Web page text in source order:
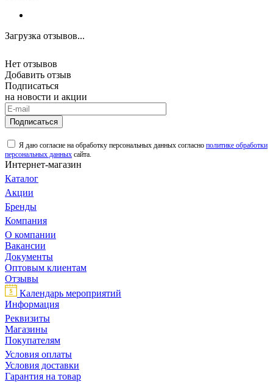
Загрузка отзывов...
Нет отзывов
Добавить отзыв
Подписаться
на новости и акции
Подписаться
Я даю согласие на обработку персональных данных согласно политике обработки
персональных данных сайта.
Интернет-магазин
Каталог
Акции
Бренды
Компания
О компании
Вакансии
Документы
Оптовым клиентам
Отзывы
Календарь мероприятий
Информация
Реквизиты
Магазины
Покупателям
Условия оплаты
Условия доставки
Гарантия на товар